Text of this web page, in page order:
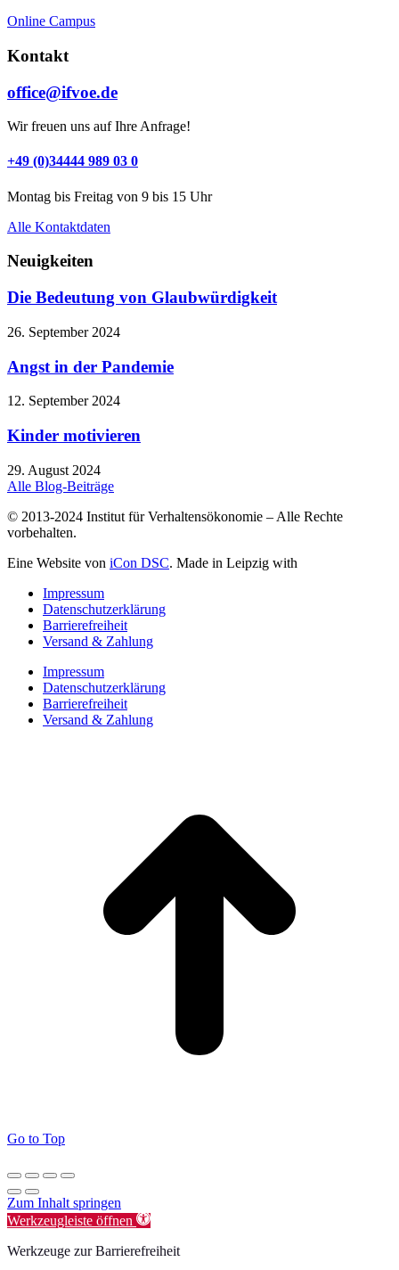
Online Campus
Kontakt
office@ifvoe.de
Wir freuen uns auf Ihre Anfrage!
+49 (0)34444 989 03 0
Montag bis Freitag von 9 bis 15 Uhr
Alle Kontaktdaten
Neuigkeiten
Die Bedeutung von Glaubwürdigkeit
26. September 2024
Angst in der Pandemie
12. September 2024
Kinder motivieren
29. August 2024
Alle Blog-Beiträge
© 2013-2024 Institut für Verhaltensökonomie – Alle Rechte
vorbehalten.
Eine Website von iCon DSC. Made in Leipzig with
Impressum
Datenschutzerklärung
Barrierefreiheit
Versand & Zahlung
Impressum
Datenschutzerklärung
Barrierefreiheit
Versand & Zahlung
Go to Top
Zum Inhalt springen
Werkzeugleiste öffnen
Werkzeuge zur Barrierefreiheit